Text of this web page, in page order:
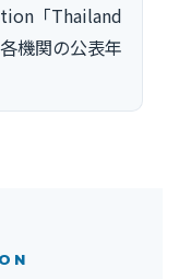
「Thailand
機関の公表年